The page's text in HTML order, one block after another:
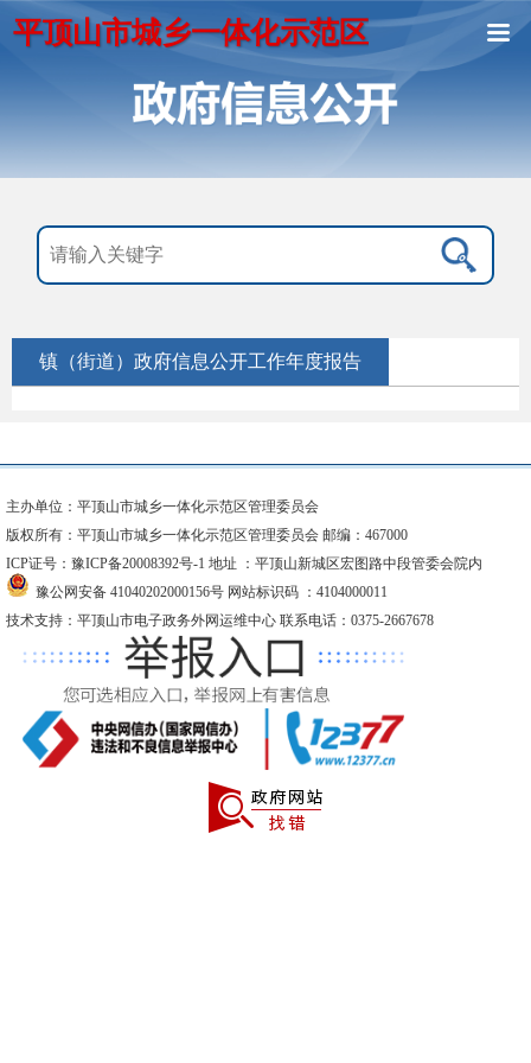
平顶山市城乡一体化示范区
镇（街道）政府信息公开工作年度报告
主办单位：平顶山市城乡一体化示范区管理委员会
版权所有：平顶山市城乡一体化示范区管理委员会 邮编：467000
ICP证号：豫ICP备20008392号-1 地址 ：平顶山新城区宏图路中段管委会院内
豫公网安备 41040202000156号 网站标识码 ：4104000011
技术支持：平顶山市电子政务外网运维中心 联系电话：0375-2667678